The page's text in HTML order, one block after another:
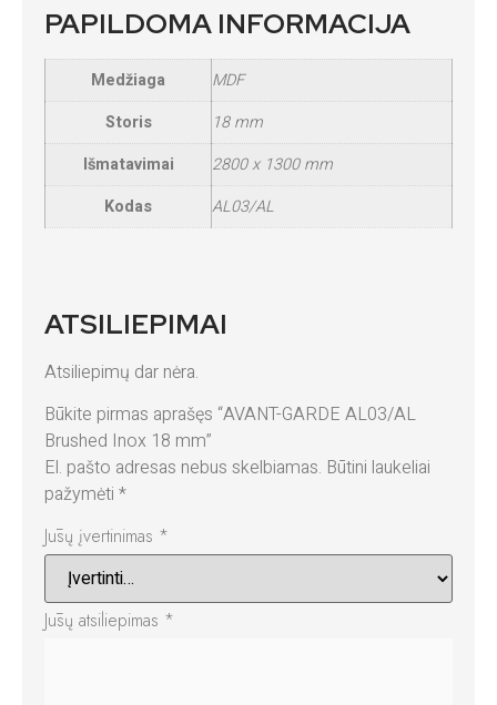
PAPILDOMA INFORMACIJA
Medžiaga
MDF
Storis
18 mm
Išmatavimai
2800 x 1300 mm
Kodas
AL03/AL
ATSILIEPIMAI
Atsiliepimų dar nėra.
Būkite pirmas aprašęs “AVANT-GARDE AL03/AL
Brushed Inox 18 mm”
El. pašto adresas nebus skelbiamas. Būtini laukeliai
pažymėti *
Jūsų įvertinimas *
Jūsų atsiliepimas *